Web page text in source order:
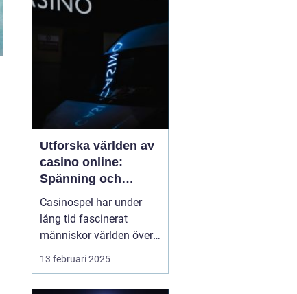
om en kort
skogspromenad eller...
Utforska världen av
casino online:
Spänning och
underhållning
Casinospel har under
lång tid fascinerat
människor världen över
med sin unika
13 februari 2025